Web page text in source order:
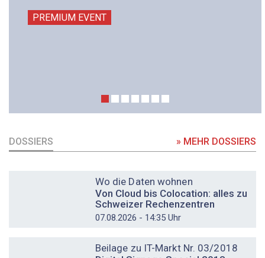
PREMIUM EVENT
DOSSIERS » MEHR DOSSIERS
Wo die Daten wohnen
Von Cloud bis Colocation: alles zu
Schweizer Rechenzentren
07.08.2026 - 14:35 Uhr
Beilage zu IT-Markt Nr. 03/2018